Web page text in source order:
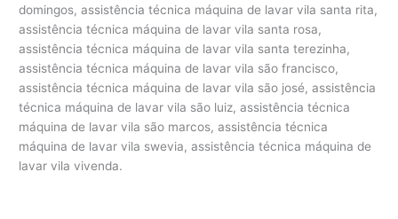
domingos, assistência técnica máquina de lavar vila santa rita,
assistência técnica máquina de lavar vila santa rosa,
assistência técnica máquina de lavar vila santa terezinha,
assistência técnica máquina de lavar vila são francisco,
assistência técnica máquina de lavar vila são josé, assistência
técnica máquina de lavar vila são luiz, assistência técnica
máquina de lavar vila são marcos, assistência técnica
máquina de lavar vila swevia, assistência técnica máquina de
lavar vila vivenda.